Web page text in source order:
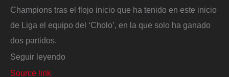
Champions tras el flojo inicio que ha tenido en este inicio
de Liga el equipo del ‘Cholo’, en la que solo ha ganado
dos partidos.
Seguir leyendo
Source link